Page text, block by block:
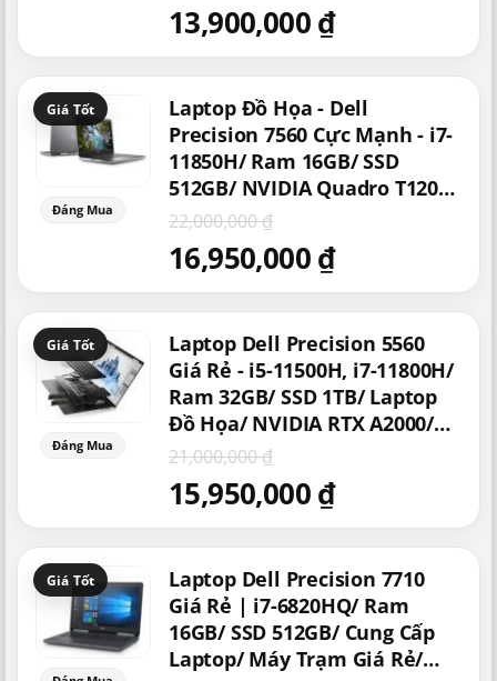
13,900,000₫
Laptop Đồ Họa - Dell
Precision 7560 Cực Mạnh - i7-
11850H/ Ram 16GB/ SSD
512GB/ NVIDIA Quadro T1200,
RTX 3080, RTX A3000, RTX
A5000/ Mua Laptop Giá Rẻ
Tphcm/ Laptop Thiết Kế Điện
Ảnh/ Đồ Họa/ Chiến Game
22,000,000₫
Giá
gốc
22,000,000 ₫.
16,950,000₫
Giá
hiện
Laptop Dell Precision 5560
Giá Rẻ - i5-11500H, i7-11800H/
Ram 32GB/ SSD 1TB/ Laptop
Đồ Họa/ NVIDIA RTX A2000/
Máy Tính Trạm Cực Mạnh/
Chơi Game Tốt
21,000,000₫
Giá
gốc
21,000,000 ₫.
15,950,000₫
Giá
hiện
15,950,000 ₫.
Laptop Dell Precision 7710
Giá Rẻ | i7-6820HQ/ Ram
16GB/ SSD 512GB/ Cung Cấp
Laptop/ Máy Trạm Giá Rẻ/
Giá
gốc
13,000,000 ₫.
Giá
hiện
7,950,000 ₫.